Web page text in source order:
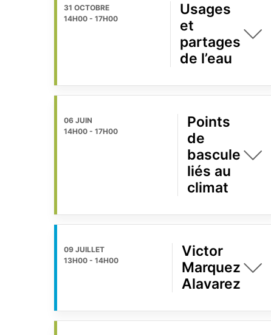
31 OCTOBRE
14H00 - 17H00
Usages
et
partages
de l’eau
06 JUIN
14H00 - 17H00
Points
de
bascule
liés au
climat
09 JUILLET
13H00 - 14H00
Victor
Marquez
Alavarez